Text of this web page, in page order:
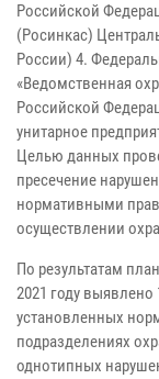
Российской
(Росинкас)
России) 4.
«Ведомственная
Российской
унитарное
Целью данных
пресечение
нормативными
осуществлении
По результатам
2021 году
установленных
подразделениях
однотипных